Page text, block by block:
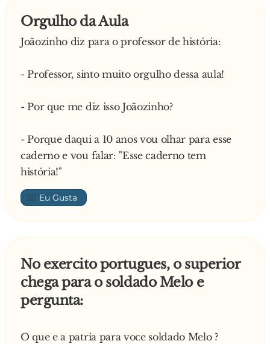
Orgulho da Aula
Joãozinho diz para o professor de história:
- Professor, sinto muito orgulho dessa aula!
- Por que me diz isso Joãozinho?
- Porque daqui a 10 anos vou olhar para esse
caderno e vou falar: "Esse caderno tem
história!"
👍🏼
No exercito portugues, o superior
chega para o soldado Melo e
pergunta:
O que e a patria para voce soldado Melo ?